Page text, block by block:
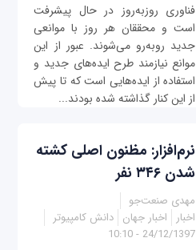
فناوری روزبه‌روز در حال پیشرفت
است و محققان هر روز با موانعی
جدید روبه‌رو می‌شوند. عبور از این
موانع نیازمند طرح ایده‌های جدید و
استفاده از ایده‌هایی است که تا پیش
از این کنار گذاشته‌ شده بودند...
نرم‌افزار: مظنون اصلی کشته
شدن ۳۴۶ نفر
مهدی صنعت‌جو
اخبار
اخبار جهان دانش کامپیوتر
24/12/1397 - 10:10